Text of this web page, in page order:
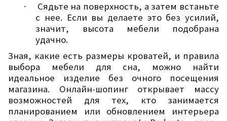
·
Сядьте на поверхность, а затем встаньте
с нее. Если вы делаете это без усилий,
значит, высота мебели подобрана
удачно.
Зная, какие есть размеры кроватей, и правила
выбора мебели для сна, можно найти
идеальное изделие без очного посещения
магазина. Онлайн-шопинг открывает массу
возможностей для тех, кто занимается
планированием или обновлением интерьера